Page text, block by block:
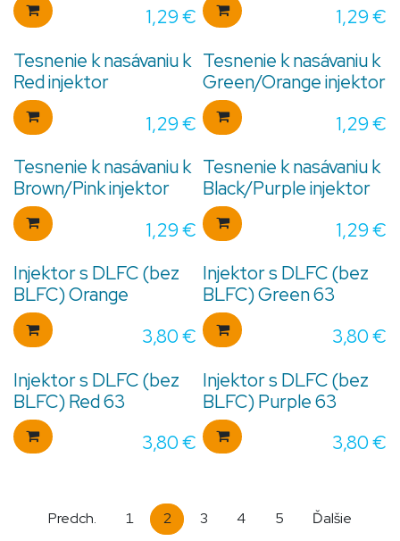
1,29€
1,29€
Tesnenie k nasávaniu k
Red injektor
1,29€
Tesnenie k nasávaniu k
Green/Orange injektor
1,29€
Tesnenie k nasávaniu k
Brown/Pink injektor
1,29€
Tesnenie k nasávaniu k
Black/Purple injektor
1,29€
Injektor s DLFC (bez
BLFC) Orange
3,80€
Injektor s DLFC (bez
BLFC) Green 63
3,80€
Injektor s DLFC (bez
BLFC) Red 63
3,80€
Injektor s DLFC (bez
BLFC) Purple 63
3,80€
Predch. 1 2 3 4 5 Ďalšie